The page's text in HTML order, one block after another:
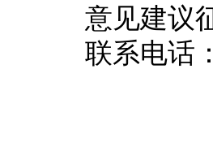
意见建议
联系电话